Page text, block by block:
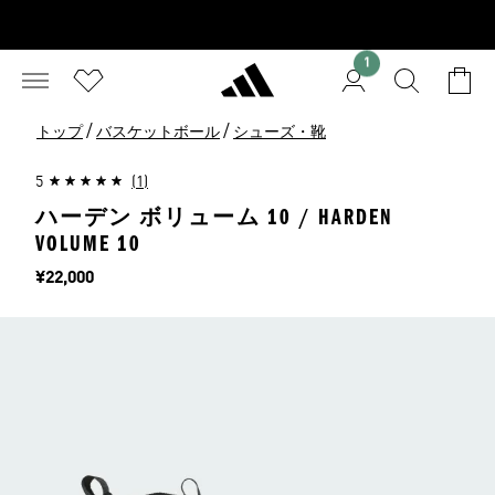
1
トップ / バスケットボール / シューズ・靴
5 (1)
ハーデン ボリューム 10 / HARDEN
VOLUME 10
価格
¥22,000